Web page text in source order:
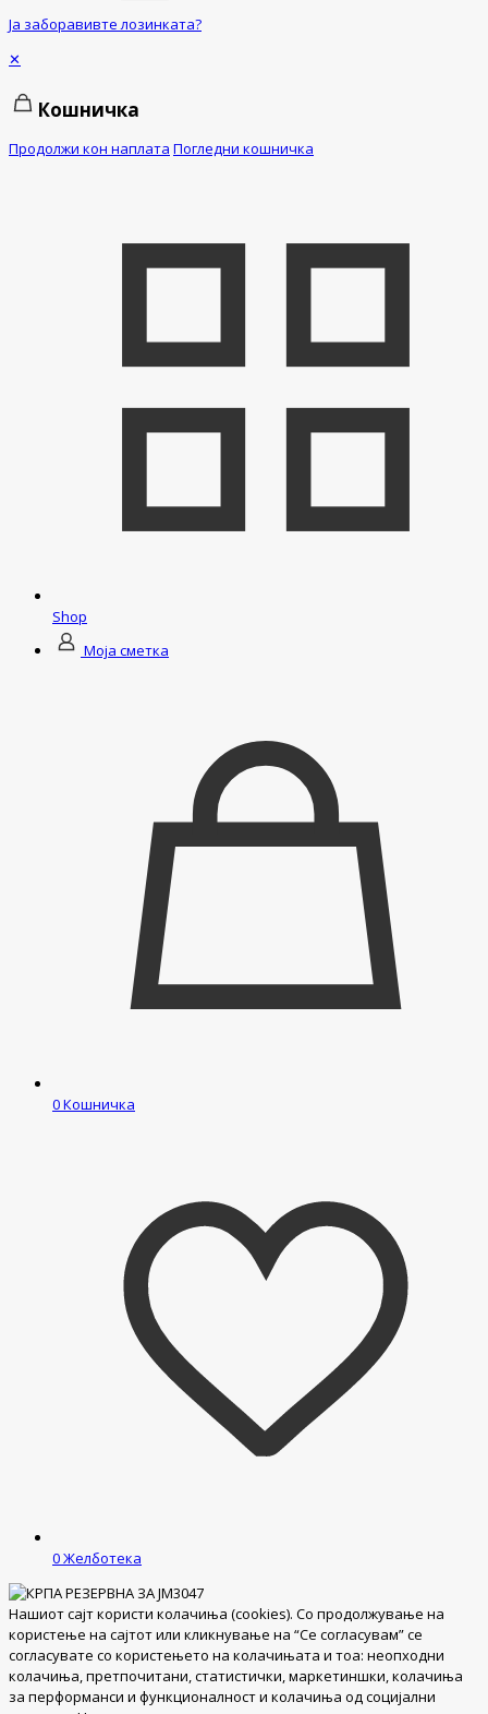
Ја заборавивте лозинката?
✕
Кошничка
Продолжи кон наплата Погледни кошничка
Shop
Моја сметка
0Кошничка
0Желботека
Нашиот сајт користи колачиња (cookies). Со продолжување на
користење на сајтот или кликнување на “Се согласувам” се
согласувате со користењето на колачињата и тоа: неопходни
колачиња, претпочитани, статистички, маркетиншки, колачиња
за перформанси и функционалност и колачиња од социјални